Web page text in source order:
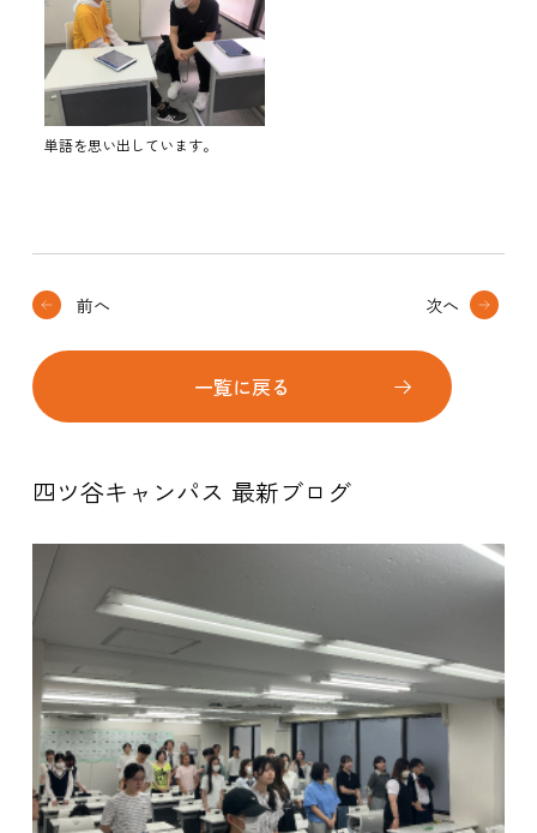
単語を思い出しています。
前へ
一覧に戻る
次へ
四ツ谷キャンパス 最新ブログ